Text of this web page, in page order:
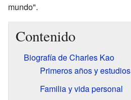
mundo".
Contenido
Biografía de Charles Kao
Primeros años y estudios
Familia y vida personal